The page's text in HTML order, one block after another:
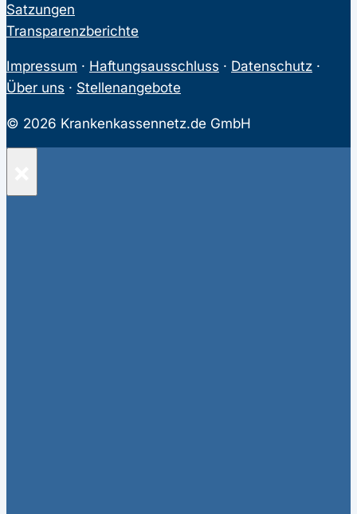
Satzungen
Transparenzberichte
Impressum · Haftungsausschluss · Datenschutz ·
Über uns · Stellenangebote
© 2026 Krankenkassennetz.de GmbH